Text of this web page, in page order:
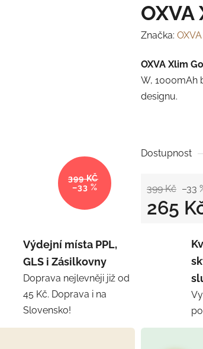
Značka: OXVA
OXVA Xlim
W, 1000mAh
designu.
Dostupnost
399 Kč –33
265
399 KČ
–33 %
Výdejní místa PPL,
GLS i Zásilkovny
Doprava nejlevněji již od
45 Kč. Doprava i na
Slovensko!